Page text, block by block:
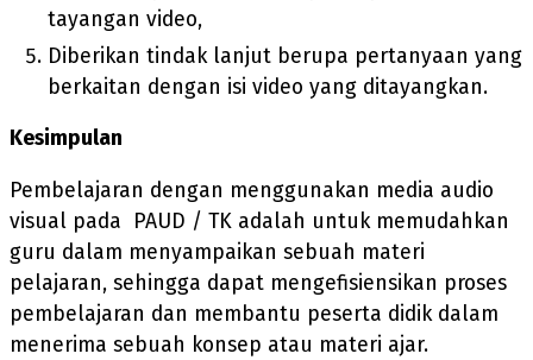
tayangan video,
Diberikan tindak lanjut berupa pertanyaan yang
berkaitan dengan isi video yang ditayangkan.
Kesimpulan
Pembelajaran dengan menggunakan media audio
visual pada PAUD / TK adalah untuk memudahkan
guru dalam menyampaikan sebuah materi
pelajaran, sehingga dapat mengefisiensikan proses
pembelajaran dan membantu peserta didik dalam
menerima sebuah konsep atau materi ajar.